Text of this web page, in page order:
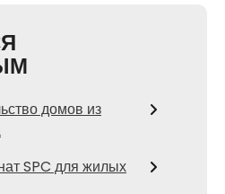
домов из
SPC для жилых